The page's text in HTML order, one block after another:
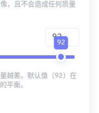
，且不会造成任何质量
92
越差。默认值（92）在
平衡。